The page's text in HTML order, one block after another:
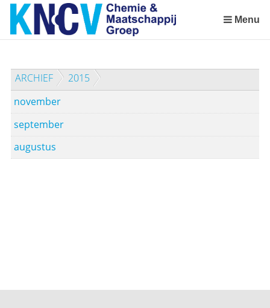
Sla
links
over
de
inhoud
Spring
naar
menu
Menu
ARCHIEF
2015
november
september
augustus